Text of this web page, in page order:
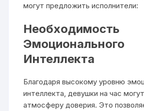
могут предложить исполнители:
Необходимость
Эмоционального
Интеллекта
Благодаря высокому уровню
интеллекта, девушки на час
атмосферу доверия. Это